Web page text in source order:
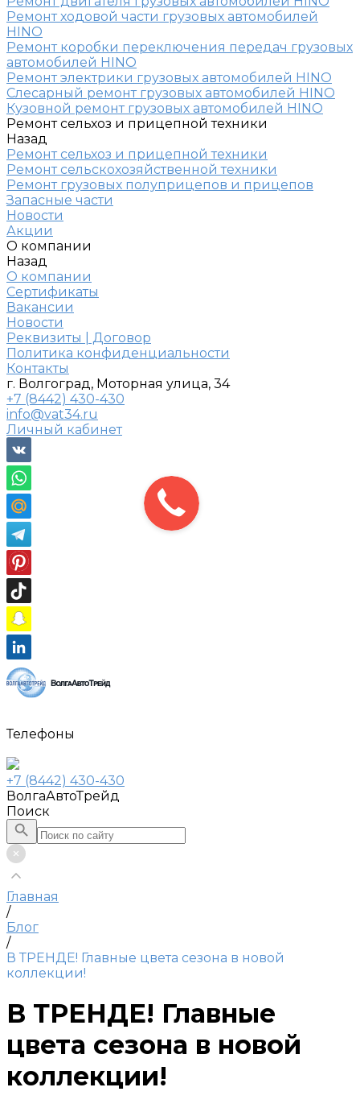
Ремонт ходовой части грузовых автомобилей
HINO
Ремонт коробки переключения передач грузовых
автомобилей HINO
Ремонт электрики грузовых автомобилей HINO
Слесарный ремонт грузовых автомобилей HINO
Кузовной ремонт грузовых автомобилей HINO
Ремонт сельхоз и прицепной техники
Назад
Ремонт сельхоз и прицепной техники
Ремонт сельскохозяйственной техники
Ремонт грузовых полуприцепов и прицепов
Запасные части
Новости
Акции
О компании
Назад
О компании
Сертификаты
Вакансии
Новости
Реквизиты | Договор
Политика конфиденциальности
Контакты
г. Волгоград, Моторная улица, 34
+7 (8442) 430-430
info@vat34.ru
Личный кабинет
Телефоны
+7 (8442) 430-430
ВолгаАвтоТрейд
Поиск
Главная
/
Блог
/
В ТРЕНДЕ! Главные цвета сезона в новой
коллекции!
В ТРЕНДЕ! Главные
цвета сезона в новой
коллекции!